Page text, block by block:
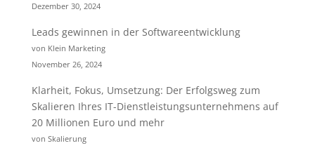
Dezember 30, 2024
Leads gewinnen in der Softwareentwicklung
von Klein Marketing
November 26, 2024
Klarheit, Fokus, Umsetzung: Der Erfolgsweg zum
Skalieren Ihres IT-Dienstleistungsunternehmens auf
20 Millionen Euro und mehr
von Skalierung